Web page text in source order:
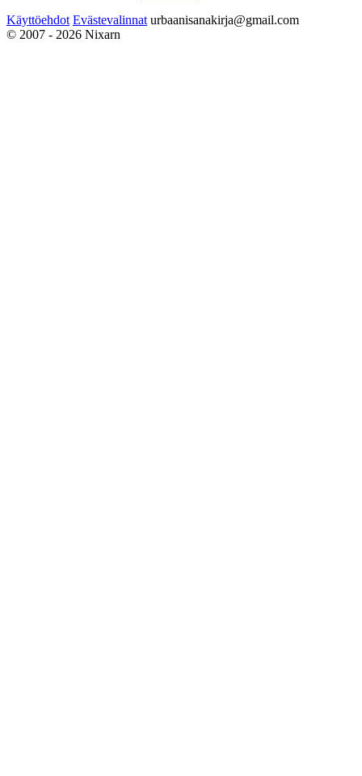
Käyttöehdot Evästevalinnat urbaanisanakirja@gmail.com
© 2007 - 2026 Nixarn